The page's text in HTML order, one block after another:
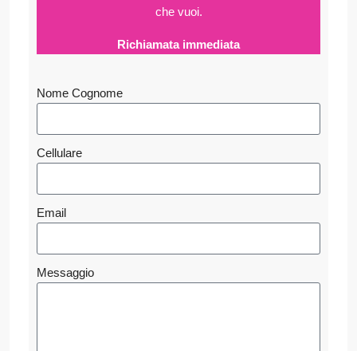
che vuoi.
Richiamata immediata
Nome Cognome
Cellulare
Email
Messaggio